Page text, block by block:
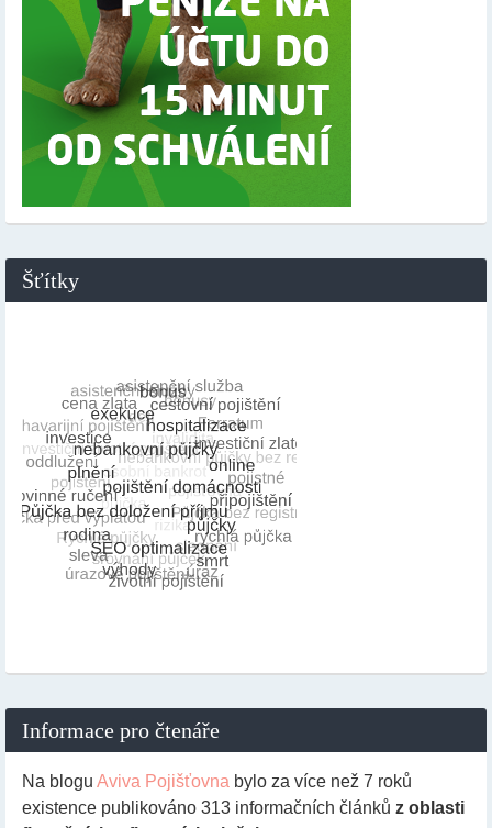
Šťítky
Informace pro čtenáře
Na blogu Aviva Pojišťovna bylo za více než 7 roků
existence publikováno 313 informačních článků z oblasti